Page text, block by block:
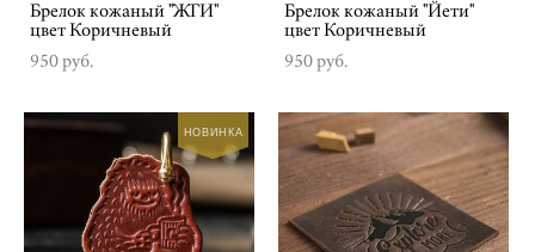
Брелок кожаный "ЖГИ"
цвет Коричневый
950 pуб.
Брелок кожаный "Йети"
цвет Коричневый
950 pуб.
НОВИНКА